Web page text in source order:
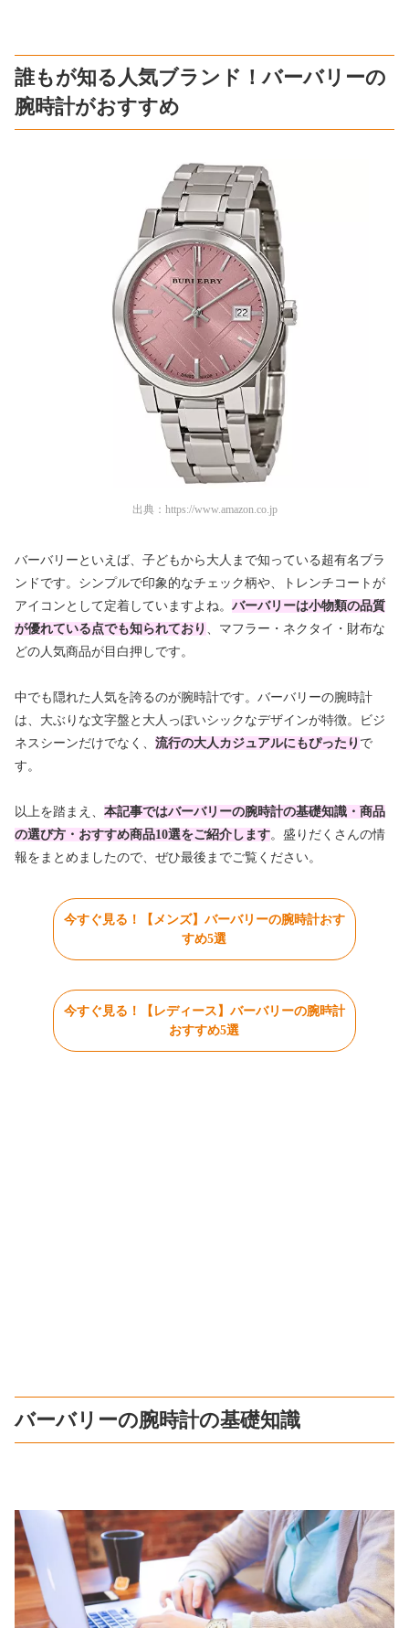
誰もが知る人気ブランド！バーバリーの
腕時計がおすすめ
出典： https://www.amazon.co.jp
バーバリーといえば、子どもから大人まで知っている超有名ブラ
ンドです。シンプルで印象的なチェック柄や、トレンチコートが
アイコンとして定着していますよね。 バーバリーは小物類の品質
が優れている点でも知られており 、マフラー・ネクタイ・財布な
どの人気商品が目白押しです。
中でも隠れた人気を誇るのが腕時計です。バーバリーの腕時計
は、大ぶりな文字盤と大人っぽいシックなデザインが特徴。ビジ
ネスシーンだけでなく、 流行の大人カジュアルにもぴったり で
す。
以上を踏まえ、 本記事ではバーバリーの腕時計の基礎知識・商品
の選び方・おすすめ商品10選をご紹介します。盛りだくさんの情
報をまとめましたので、ぜひ最後までご覧ください。
今すぐ見る！【メンズ】バーバリーの腕時計おす
すめ5選
今すぐ見る！【レディース】バーバリーの腕時計
おすすめ5選
バーバリーの腕時計の基礎知識